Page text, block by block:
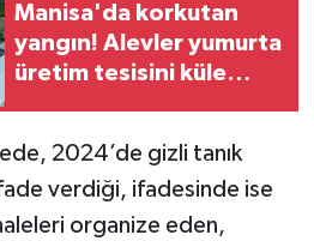
Manisa'da korkutan
yangın! Alevler yumurta
üretim tesisini küle
2024’de gizli tanık
ifade verdiği, ifadesinde ise
organize eden,